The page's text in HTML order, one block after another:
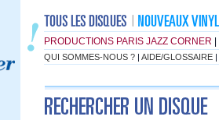
PRODUCTIONS PARIS JAZZ CORNER
QUI SOMMES-NOUS ? | AIDE/GLOSSAIRE |